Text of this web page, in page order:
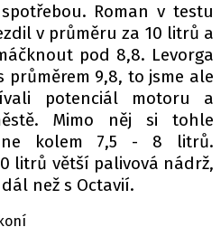
Roman v testu
v průměru za 10 litrů a
pod 8,8. Levorga
průměrem 9,8, to jsme ale
potenciál motoru a
Mimo něj si tohle
kolem 7,5 - 8 litrů.
litrů větší palivová nádrž,
než s Octavií.